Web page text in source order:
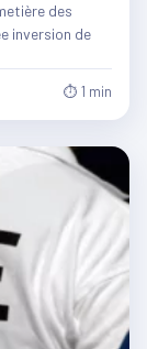
des
inversion de
⏱ 1 min